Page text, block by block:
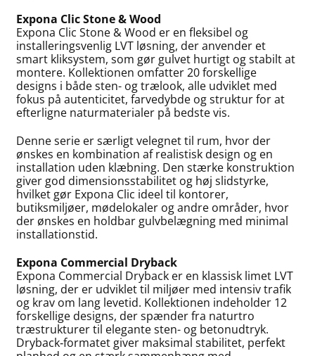
Expona Clic Stone & Wood
Expona Clic Stone & Wood er en fleksibel og
installeringsvenlig LVT løsning, der anvender et
smart kliksystem, som gør gulvet hurtigt og stabilt at
montere. Kollektionen omfatter 20 forskellige
designs i både sten- og trælook, alle udviklet med
fokus på autenticitet, farvedybde og struktur for at
efterligne naturmaterialer på bedste vis.
Denne serie er særligt velegnet til rum, hvor der
ønskes en kombination af realistisk design og en
installation uden klæbning. Den stærke konstruktion
giver god dimensionsstabilitet og høj slidstyrke,
hvilket gør Expona Clic ideel til kontorer,
butiksmiljøer, mødelokaler og andre områder, hvor
der ønskes en holdbar gulvbelægning med minimal
installationstid.
Expona Commercial Dryback
Expona Commercial Dryback er en klassisk limet LVT
løsning, der er udviklet til miljøer med intensiv trafik
og krav om lang levetid. Kollektionen indeholder 12
forskellige designs, der spænder fra naturtro
træstrukturer til elegante sten- og betonudtryk.
Dryback‑formatet giver maksimal stabilitet, perfekt